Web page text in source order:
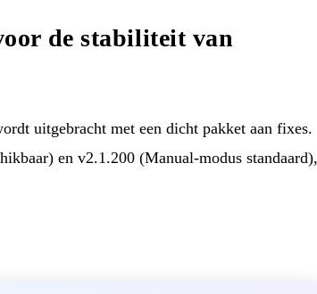
de stabiliteit van
uitgebracht met een dicht pakket aan fixes.
en v2.1.200 (Manual-modus standaard),